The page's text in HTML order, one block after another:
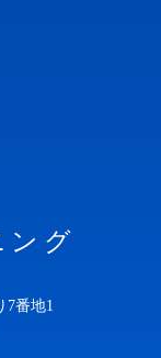
ング
7番地1